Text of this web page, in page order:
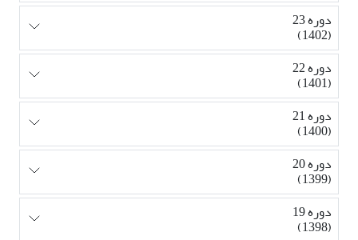
دوره 23
(1402)
دوره 22
(1401)
دوره 21
(1400)
دوره 20
(1399)
دوره 19
(1398)